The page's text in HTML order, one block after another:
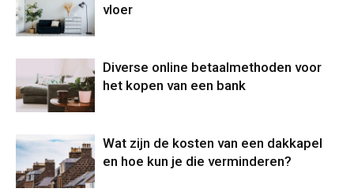
vloer
Diverse online betaalmethoden voor
het kopen van een bank
Wat zijn de kosten van een dakkapel
en hoe kun je die verminderen?